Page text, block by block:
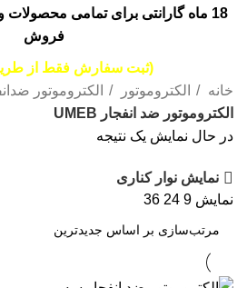
فروش
(ثبت سفارش فقط از
خانه الکتروموتور
الکتروموتور
الکتروموتور ضد انفجار UMEB
در حال نمایش یک نتیجه
نمایش نوار کناری
نمایش 9
24
36